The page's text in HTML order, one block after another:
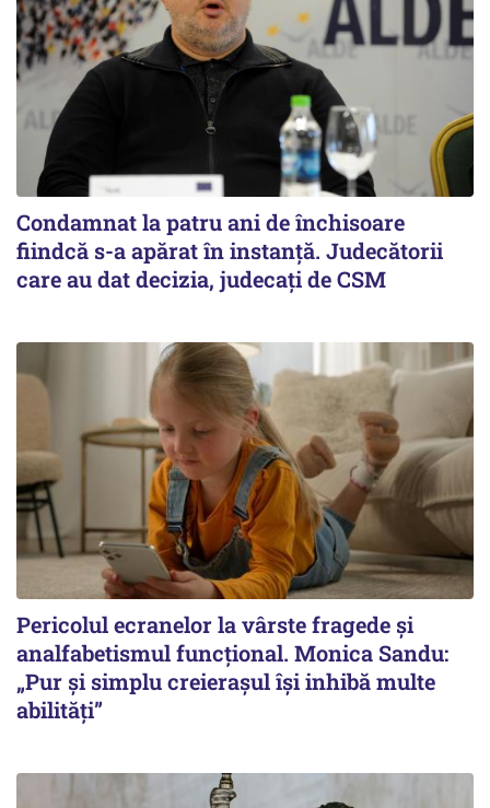
Condamnat la patru ani de închisoare
fiindcă s-a apărat în instanță. Judecătorii
care au dat decizia, judecați de CSM
Pericolul ecranelor la vârste fragede și
analfabetismul funcțional. Monica Sandu:
„Pur și simplu creierașul își inhibă multe
abilități”